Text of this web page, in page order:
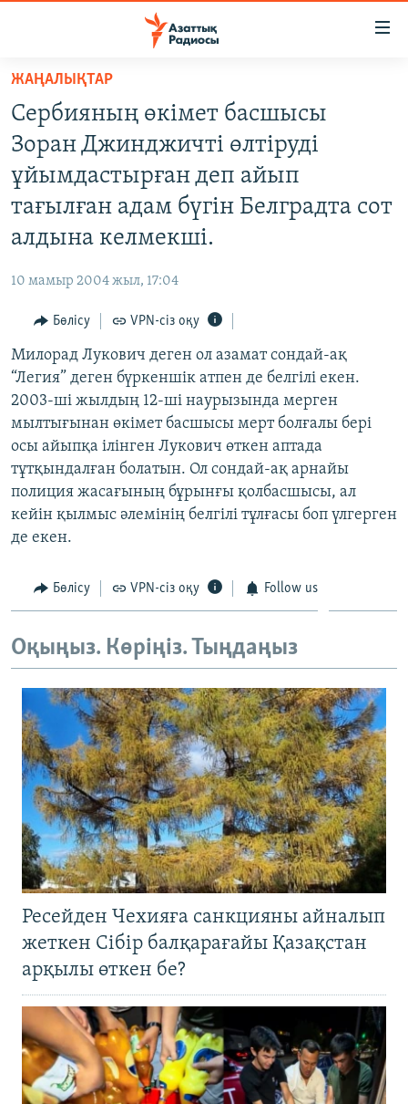
Skip
main
content
Skip
main
Navigation
to
ЖАҢАЛЫҚТАР
САЯСАТ
AZATTYQTV
АДАМ ҚҰҚЫҚТАРЫ
АРНАЙЫ ЖОБАЛАР
Русский
ЖАЗЫЛЫҢЫЗ
Басқа тілдерде
ЖАҢАЛЫҚТАР
Сербияның өкімет басшысы
Зоран Джинджичті өлтіруді
ұйымдастырған деп айып
тағылған адам бүгін Белградта сот
алдына келмекші.
10 мамыр 2004 жыл, 17:04
Бөлісу VPN-сіз оқу
Милорад Лукович деген ол азамат сондай-ақ
“Легия” деген бүркеншік атпен де белгілі екен.
2003-ші жылдың 12-ші наурызында мерген
мылтығынан өкімет басшысы мерт болғалы бері
осы айыпқа ілінген Лукович өткен аптада
тұтқындалған болатын. Ол сондай-ақ арнайы
полиция жасағының бұрынғы қолбасшысы, ал
кейін қылмыс әлемінің белгілі тұлғасы боп үлгерген
де екен.
Бөлісу VPN-сіз оқу Follow us
Оқыңыз. Көріңіз. Тыңдаңыз
Ресейден Чехияға санкцияны айналып
жеткен Сібір балқарағайы Қазақстан
арқылы өткен бе?